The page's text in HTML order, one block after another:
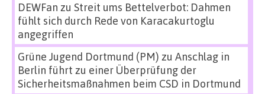
DEWFan zu Streit ums Bettelverbot: Dahmen
fühlt sich durch Rede von Karacakurtoglu
angegriffen
Grüne Jugend Dortmund (PM) zu Anschlag in
Berlin führt zu einer Überprüfung der
Sicherheitsmaßnahmen beim CSD in Dortmund